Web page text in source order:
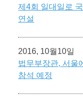
제4회 일대일로
연설
2016, 10월10일
법무부장관, 서울
참석 예정